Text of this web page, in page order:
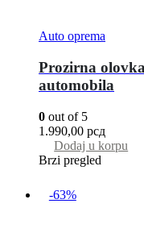
Auto oprema
Prozirna
automobila
0 out of 5
1.990,00 рсд
Dodaj u korpu
Brzi pregled
-63%